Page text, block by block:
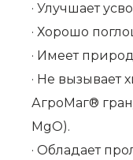
· Улучшает
· Хорошо
· Имеет
· Не вызывает
АгроМаг®
MgO).
· Обладает